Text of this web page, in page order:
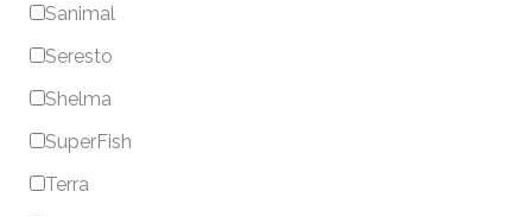
Sanimal
Seresto
Shelma
SuperFish
Terra